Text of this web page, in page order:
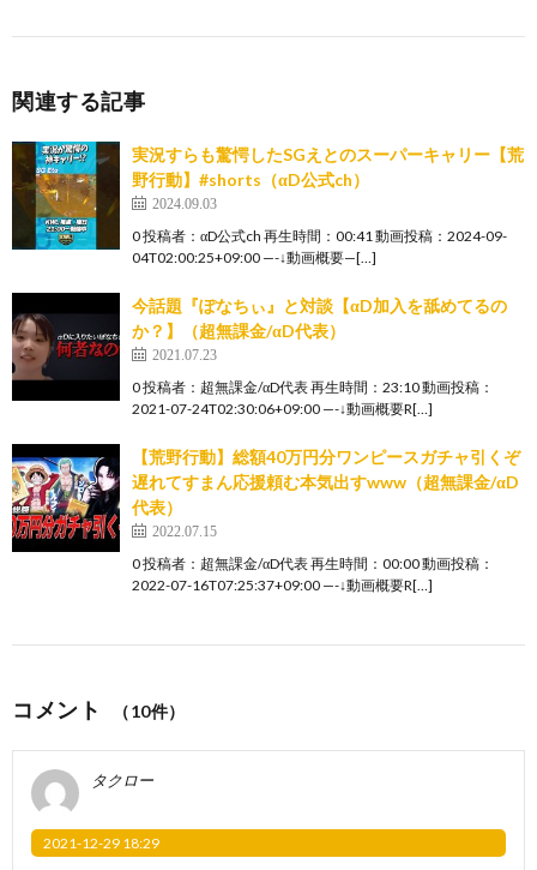
関連する記事
実況すらも驚愕したSGえとのスーパーキャリー【荒
野行動】#shorts（αD公式ch）
2024.09.03
0 投稿者：αD公式ch 再生時間：00:41 動画投稿：2024-09-
04T02:00:25+09:00 —-↓動画概要—[…]
今話題『ぽなちぃ』と対談【αD加入を舐めてるの
か？】（超無課金/αD代表）
2021.07.23
0 投稿者：超無課金/αD代表 再生時間：23:10 動画投稿：
2021-07-24T02:30:06+09:00 —-↓動画概要R[…]
【荒野行動】総額40万円分ワンピースガチャ引くぞ
遅れてすまん応援頼む本気出すwww（超無課金/αD
代表）
2022.07.15
0 投稿者：超無課金/αD代表 再生時間：00:00 動画投稿：
2022-07-16T07:25:37+09:00 —-↓動画概要R[…]
コメント （10件）
タクロー
2021-12-29 18:29